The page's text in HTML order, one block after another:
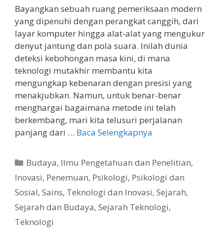
Bayangkan sebuah ruang pemeriksaan modern
yang dipenuhi dengan perangkat canggih, dari
layar komputer hingga alat-alat yang mengukur
denyut jantung dan pola suara. Inilah dunia
deteksi kebohongan masa kini, di mana
teknologi mutakhir membantu kita
mengungkap kebenaran dengan presisi yang
menakjubkan. Namun, untuk benar-benar
menghargai bagaimana metode ini telah
berkembang, mari kita telusuri perjalanan
panjang dari … Baca Selengkapnya
Kategori
Budaya, Ilmu Pengetahuan dan Penelitian,
Inovasi, Penemuan, Psikologi, Psikologi dan
Sosial, Sains, Teknologi dan Inovasi, Sejarah,
Sejarah dan Budaya, Sejarah Teknologi,
Teknologi